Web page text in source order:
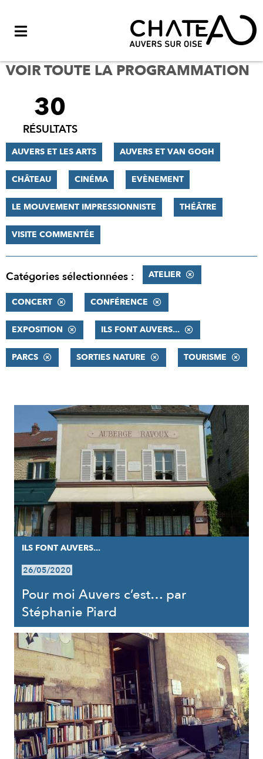
VOIR TOUTE LA PROGRAMMATION
FILTRER
RÉSULTATS
30
RÉSULTATS
AUVERS ET LES ARTS AUVERS ET VAN GOGH
CHÂTEAU CINÉMA EVÈNEMENT
LE MOUVEMENT IMPRESSIONNISTE THÉÂTRE
VISITE COMMENTÉE
Catégories sélectionnées : ATELIER
CONCERT CONFÉRENCE
EXPOSITION ILS FONT AUVERS...
PARCS SORTIES NATURE TOURISME
RÉSULTATS
ILS FONT AUVERS...
26/05/2020
Pour moi Auvers c’est… par
Stéphanie Piard